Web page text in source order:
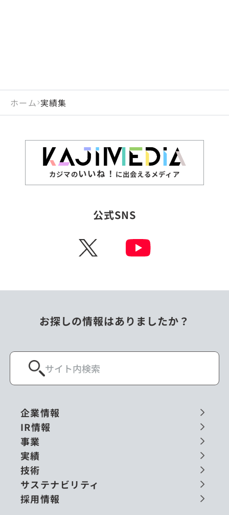
ホーム 実績集
カジマのいいね！ に出会えるメディア
公式SNS
X
お探しの情報はありましたか？
企業情報
IR情報
事業
実績
技術
サステナビリティ
採用情報